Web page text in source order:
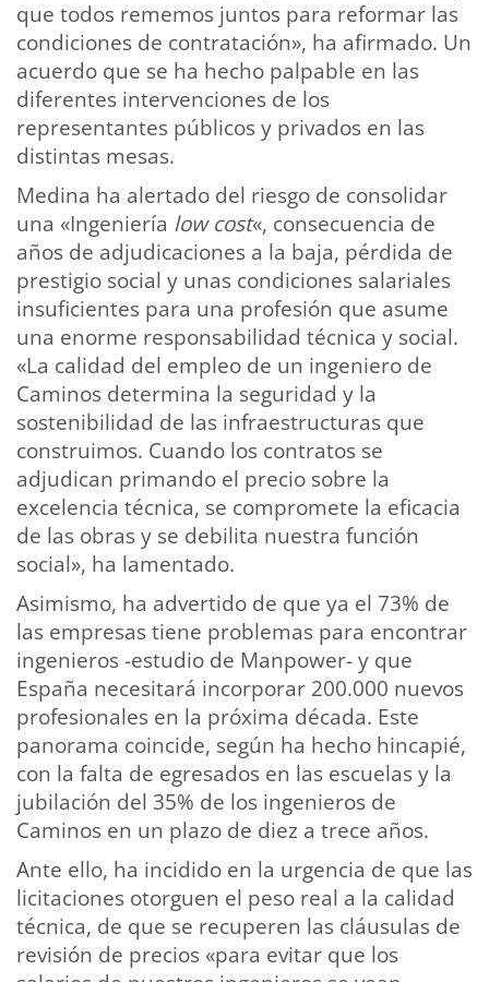
que todos rememos juntos para reformar las
condiciones de contratación», ha afirmado. Un
acuerdo que se ha hecho palpable en las
diferentes intervenciones de los
representantes públicos y privados en las
distintas mesas.
Medina ha alertado del riesgo de consolidar
una «Ingeniería low cost«, consecuencia de
años de adjudicaciones a la baja, pérdida de
prestigio social y unas condiciones salariales
insuficientes para una profesión que asume
una enorme responsabilidad técnica y social.
«La calidad del empleo de un ingeniero de
Caminos determina la seguridad y la
sostenibilidad de las infraestructuras que
construimos. Cuando los contratos se
adjudican primando el precio sobre la
excelencia técnica, se compromete la eficacia
de las obras y se debilita nuestra función
social», ha lamentado.
Asimismo, ha advertido de que ya el 73% de
las empresas tiene problemas para encontrar
ingenieros -estudio de Manpower- y que
España necesitará incorporar 200.000 nuevos
profesionales en la próxima década. Este
panorama coincide, según ha hecho hincapié,
con la falta de egresados en las escuelas y la
jubilación del 35% de los ingenieros de
Caminos en un plazo de diez a trece años.
Ante ello, ha incidido en la urgencia de que las
licitaciones otorguen el peso real a la calidad
técnica, de que se recuperen las cláusulas de
revisión de precios «para evitar que los